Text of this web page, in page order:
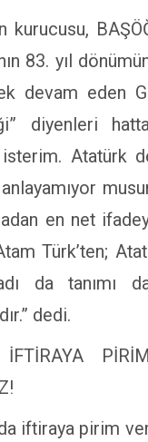
kurucusu,
83. yıl
devam eden
diyenleri
Atatürk
en net
Türk’ten;
da tanımı
dedi.
iftiraya pirim